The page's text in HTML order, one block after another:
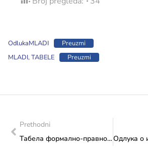
OdlukaMLADI
Preuzmi
MLADI, TABELE
Preuzmi
Prethodni
Табела формално-правно неисправних пријава за Јавни конкурс 2025. – Трансфер за спорт од значаја за Федерацију БиХ